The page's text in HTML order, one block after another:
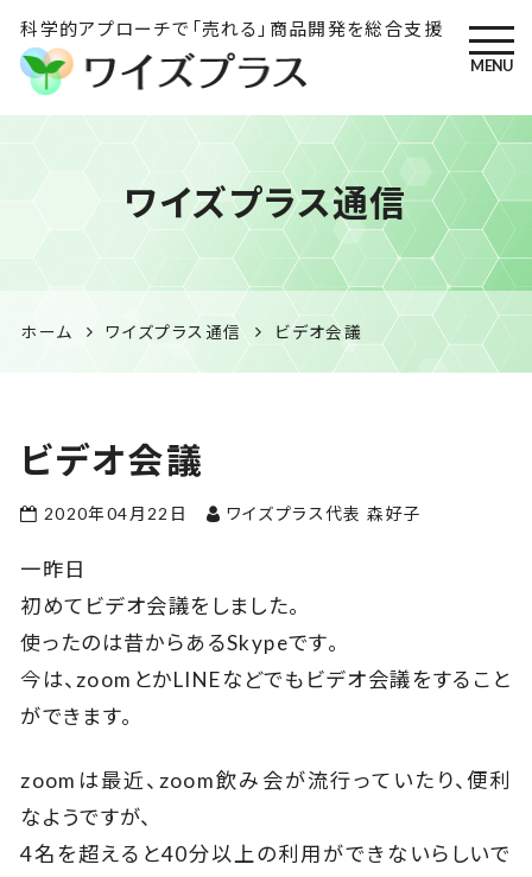
科学的アプローチで「売れる」商品開発を総合支援
ワイズプラス｜鹿児島の特産
品開発・HACCP衛生管理・食
品表示の専門コンサル
MENU
ワイズプラス通信
ホーム ワイズプラス通信 ビデオ会議
ビデオ会議
2020年04月22日 ワイズプラス代表 森好子
一昨日
初めてビデオ会議をしました。
使ったのは昔からあるSkypeです。
今は、zoomとかLINEなどでもビデオ会議をすること
ができます。
zoomは最近、zoom飲み会が流行っていたり、便利
なようですが、
4名を超えると40分以上の利用ができないらしいで